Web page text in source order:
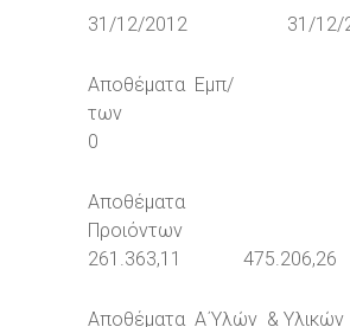
31/12/2012 31/12/
Αποθέματα Εμπ/
των
0
Αποθέματα
261.363,11 475.206,26
Αποθέματα Α΄Υλών & Υλικών